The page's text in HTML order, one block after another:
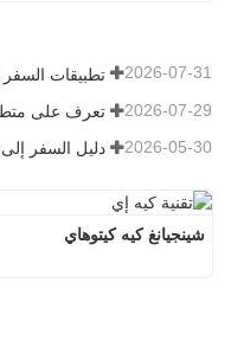
2026-07-31
2026-07-29
2026-05-30
شينجيانغ كيه كيتوهاي